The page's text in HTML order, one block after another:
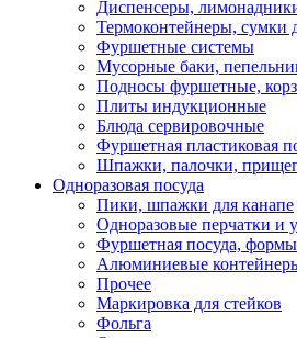
Диспенсеры,
Термоконтейнеры, сумки
Фуршетные системы
Мусорные баки,
Подносы фуршетные,
Плиты индукционные
Блюда сервировочные
Фуршетная пластиковая
Шпажки, палочки,
Одноразовая посуда
Пики, шпажки для канапе
Одноразовые перчатки и
Фуршетная посуда,
Алюминиевые
Прочее
Маркировка для стейков
Фольга